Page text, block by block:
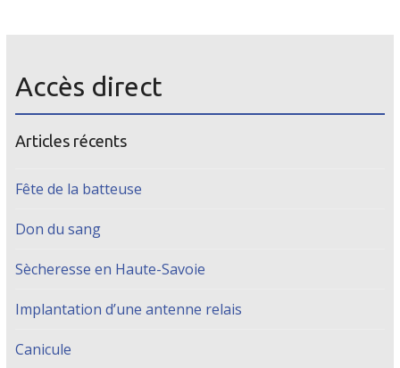
Accès direct
Articles récents
Fête de la batteuse
Don du sang
Sècheresse en Haute-Savoie
Implantation d’une antenne relais
Canicule